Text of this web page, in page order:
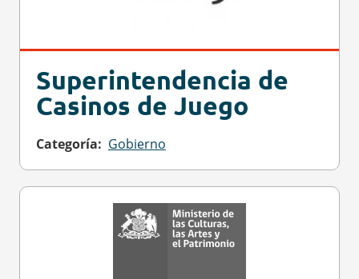
Superintendencia de
Casinos de Juego
Categoría Gobierno